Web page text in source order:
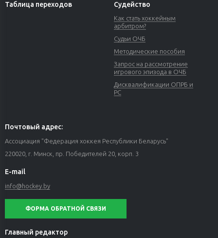
Таблица переходов Судейство
Как стать хоккейным
арбитром?
Судьи ОЧБ
Методические пособия
Запрос на рассмотрение
игрового эпизода в ОЧБ
Дисквалификации ОПРБ и
РС
Почтовый адрес:
Ассоциация "Федерация хоккея Республики Беларусь"
220020, г. Минск, пр. Победителей 20, корп. 3
E-mail
info@hockey.by
ФОРМА ОБРАТНОЙ СВЯЗИ
Главный редактор